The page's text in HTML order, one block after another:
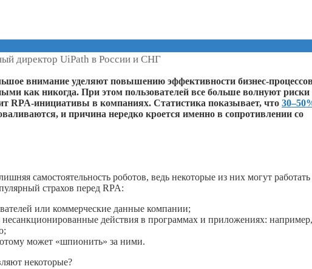
директор UiPath в России и СНГ
внимание уделяют повышению эффективности бизнес-
как никогда. При этом пользователей все больше волнуют риски
RPA-инициативы в компаниях. Статистика показывает, что
и причина нередко кроется именно в сопротивлении со
самостоятельность роботов, ведь некоторые из них могут работать
страхов перед RPA:
или коммерческие данные компании;
несанкционированные действия в программах и приложениях: например,
может «шпионить» за ними.
некоторые?